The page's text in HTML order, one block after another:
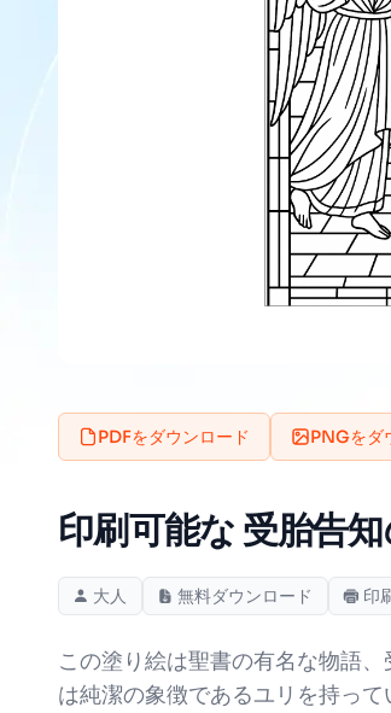
PDFをダウンロード PNGをダ
印刷可能な 受胎告
大人 無料ダウンロード 印
この塗り絵は聖書の有名な物語
は純潔の象徴であるユリを持っ